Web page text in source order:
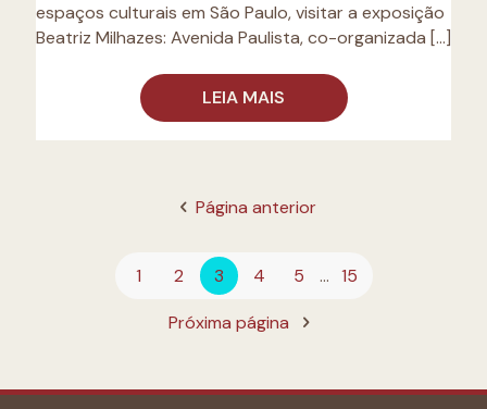
espaços culturais em São Paulo, visitar a exposição
Beatriz Milhazes: Avenida Paulista, co-organizada […]
LEIA MAIS
Página anterior
1 2 3 4 5 ... 15
Próxima página